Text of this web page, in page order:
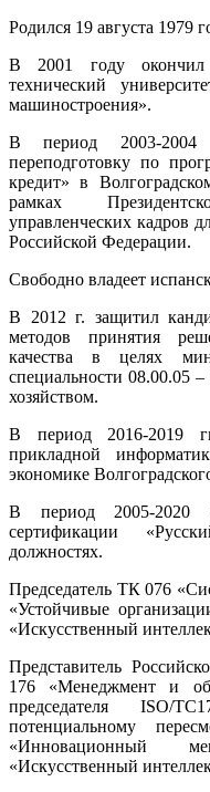
Родился 19 августа 1979
В 2001 году окончил
технический
машиностроения».
В период 2003-2004
переподготовку по
кредит» в
рамках
управленческих кадров
Российской Федерации.
Свободно владеет
В 2012 г. защитил
методов принятия
качества в целях
специальности 08.00.05
хозяйством.
В период 2016-2019
прикладной
экономике
В период 2005-2020
сертификации
должностях.
Председатель ТК 076
«Устойчивые
«Искусственный
Представитель
176 «Менеджмент и
председателя ISO/
потенциальному
«Инновационный
«Искусственный